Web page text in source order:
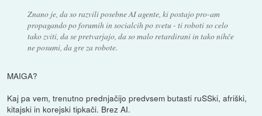
Znano je, da so razvili posebne AI agente, ki postajo pro-am
propagando po forumih in socialcih po svetu - ti roboti so celo
tako zviti, da se pretvarjajo, da so malo retardirani in tako nihče
ne posumi, da gre za robote.
MAIGA?
Kaj pa vem, trenutno prednjačijo predvsem butasti ruSSki, afriški,
kitajski in korejski tipkači. Brez AI.